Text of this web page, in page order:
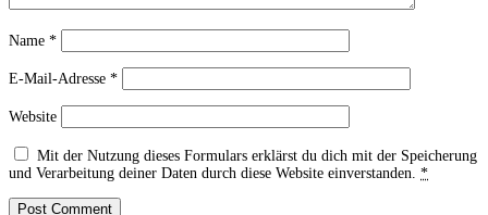
Name *
E-Mail-Adresse *
Website
Mit der Nutzung dieses Formulars erklärst du dich mit der Speicherung
und Verarbeitung deiner Daten durch diese Website einverstanden. *